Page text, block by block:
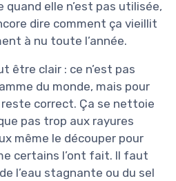
quand elle n’est pas utilisée,
dire comment ça vieillit
à nu toute l’année.
être clair : ce n’est pas
du monde, mais pour
correct. Ça se nettoie
pas trop aux rayures
même le découper pour
certains l’ont fait. Il faut
l’eau stagnante ou du sel